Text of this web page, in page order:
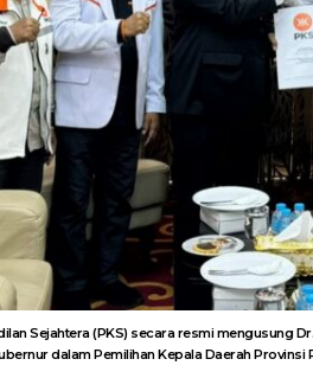
Sejahtera (PKS) secara resmi mengusung
dalam Pemilihan Kepala Daerah